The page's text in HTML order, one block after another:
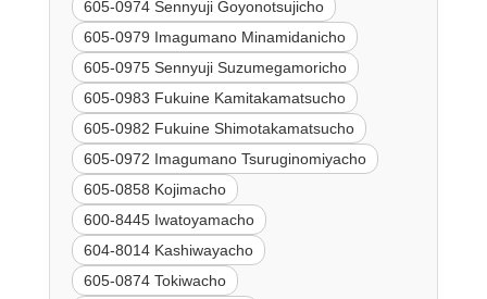
605-0974 Sennyuji Goyonotsujicho
605-0979 Imagumano Minamidanicho
605-0975 Sennyuji Suzumegamoricho
605-0983 Fukuine Kamitakamatsucho
605-0982 Fukuine Shimotakamatsucho
605-0972 Imagumano Tsuruginomiyacho
605-0858 Kojimacho
600-8445 Iwatoyamacho
604-8014 Kashiwayacho
605-0874 Tokiwacho